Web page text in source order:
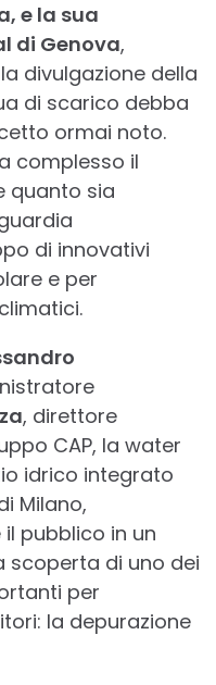
e la sua
di Genova,
divulgazione della
di scarico debba
ormai noto.
complesso il
quanto sia
di innovativi
e per
, direttore
CAP, la water
idrico integrato
Milano,
pubblico in un
di uno dei
per
la depurazione